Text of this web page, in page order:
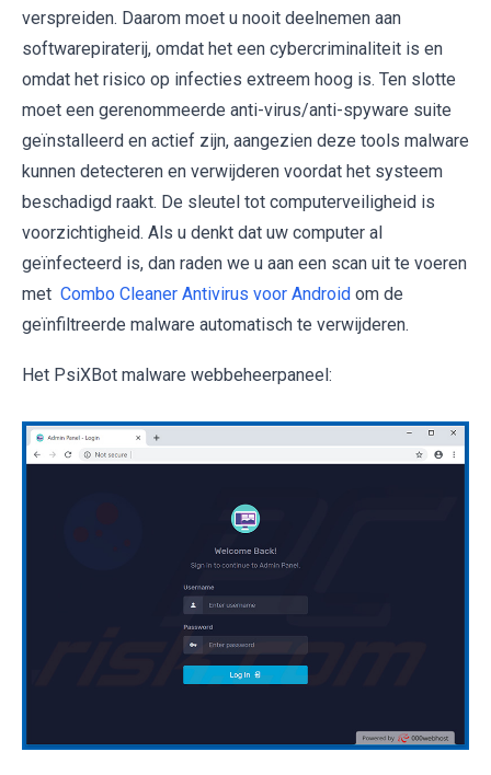
verspreiden. Daarom moet u nooit deelnemen aan
softwarepiraterij, omdat het een cybercriminaliteit is en
omdat het risico op infecties extreem hoog is. Ten slotte
moet een gerenommeerde anti-virus/anti-spyware suite
geïnstalleerd en actief zijn, aangezien deze tools malware
kunnen detecteren en verwijderen voordat het systeem
beschadigd raakt. De sleutel tot computerveiligheid is
voorzichtigheid. Als u denkt dat uw computer al
geïnfecteerd is, dan raden we u aan een scan uit te voeren
met Combo Cleaner Antivirus voor Android om de
geïnfiltreerde malware automatisch te verwijderen.
Het PsiXBot malware webbeheerpaneel: